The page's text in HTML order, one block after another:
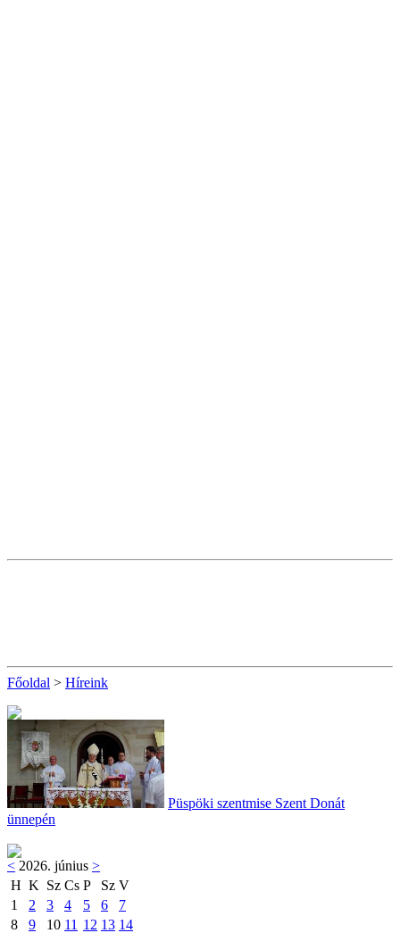
Főoldal > Híreink
Püspöki szentmise Szent Donát
ünnepén
< 2026. június >
H K Sz Cs P Sz V
1
2 3 4 5 6
7
8
9 10 11 12 13 14